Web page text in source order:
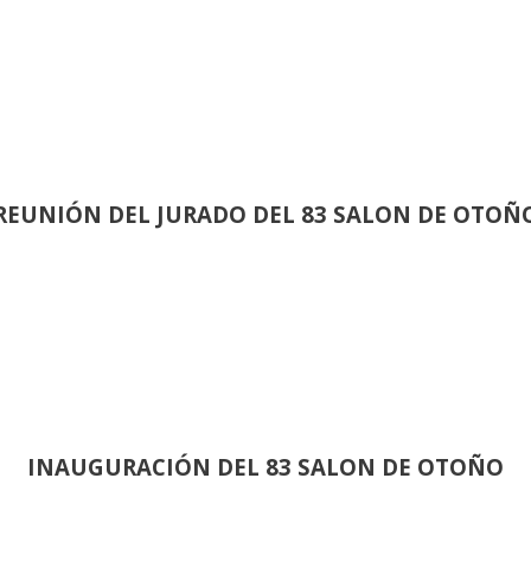
DEL JURADO DEL 83 SALON DE
INAUGURACIÓN DEL 83 SALON DE OTOÑO